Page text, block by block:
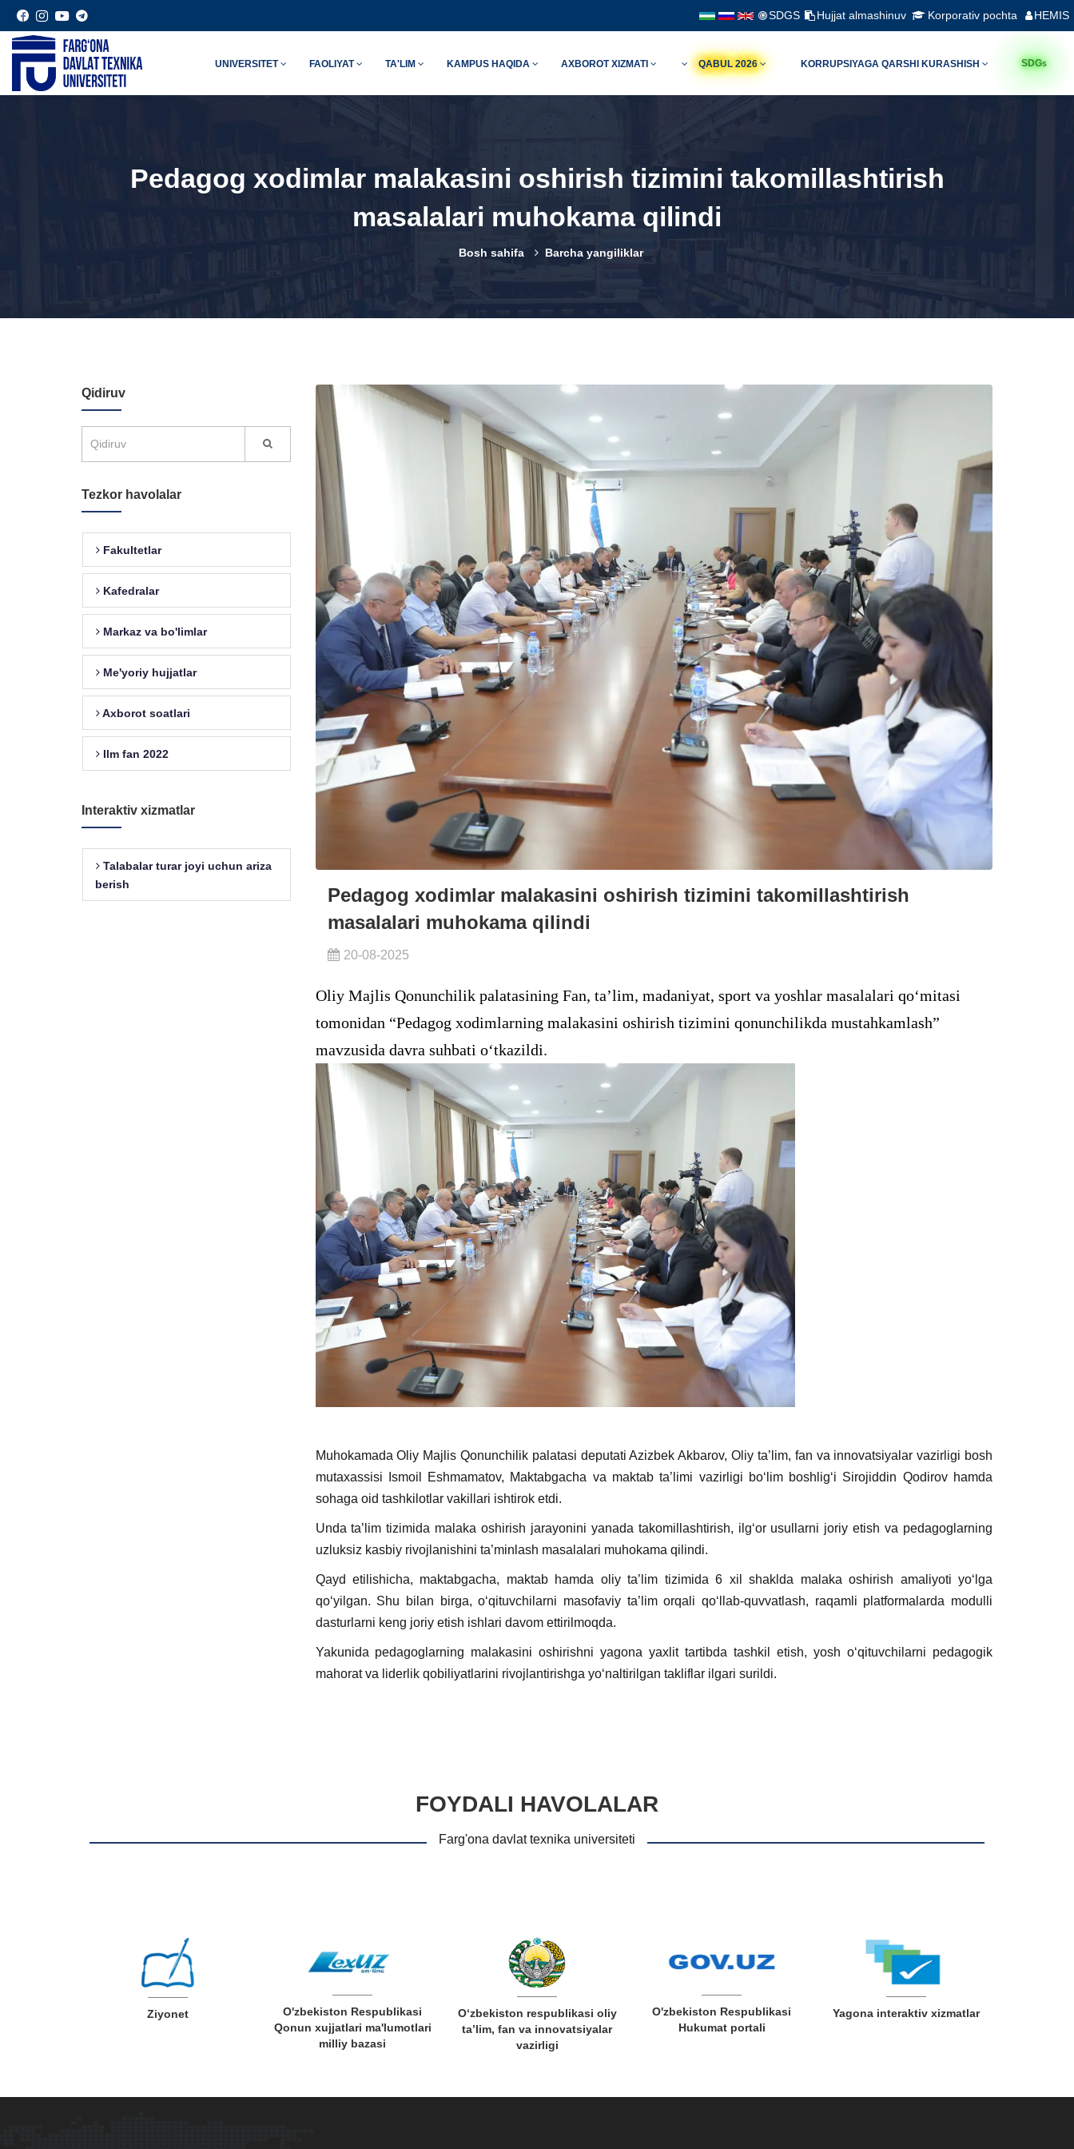
SDGS Hujjat almashinuv Korporativ pochta HEMIS
UNIVERSITET FAOLIYAT TA'LIM KAMPUS HAQIDA AXBOROT XIZMATI QABUL 2026 KORRUPSIYAGA QARSHI KURASHISH SDGs
Pedagog xodimlar malakasini oshirish tizimini takomillashtirish
masalalari muhokama qilindi
Bosh sahifa Barcha yangiliklar
Pedagog xodimlar malakasini oshirish tizimini takomillashtirish
masalalari muhokama qilindi
20-08-2025
Oliy Majlis Qonunchilik palatasining Fan, ta’lim, madaniyat, sport va yoshlar masalalari qo‘mitasi
tomonidan “Pedagog xodimlarning malakasini oshirish tizimini qonunchilikda mustahkamlash”
mavzusida davra suhbati o‘tkazildi.
Muhokamada Oliy Majlis Qonunchilik palatasi deputati Azizbek Akbarov, Oliy ta’lim, fan va innovatsiyalar vazirligi bosh
mutaxassisi Ismoil Eshmamatov, Maktabgacha va maktab ta’limi vazirligi bo‘lim boshlig‘i Sirojiddin Qodirov hamda
sohaga oid tashkilotlar vakillari ishtirok etdi.
Unda ta’lim tizimida malaka oshirish jarayonini yanada takomillashtirish, ilg‘or usullarni joriy etish va pedagoglarning
uzluksiz kasbiy rivojlanishini ta’minlash masalalari muhokama qilindi.
Qayd etilishicha, maktabgacha, maktab hamda oliy ta’lim tizimida 6 xil shaklda malaka oshirish amaliyoti yo‘lga
qo‘yilgan. Shu bilan birga, o‘qituvchilarni masofaviy ta’lim orqali qo‘llab-quvvatlash, raqamli platformalarda modulli
dasturlarni keng joriy etish ishlari davom ettirilmoqda.
Yakunida pedagoglarning malakasini oshirishni yagona yaxlit tartibda tashkil etish, yosh o‘qituvchilarni pedagogik
mahorat va liderlik qobiliyatlarini rivojlantirishga yo‘naltirilgan takliflar ilgari surildi.
Qidiruv
Tezkor havolalar
Fakultetlar
Kafedralar
Markaz va bo'limlar
Me'yoriy hujjatlar
Axborot soatlari
Ilm fan 2022
Interaktiv xizmatlar
Talabalar turar joyi uchun ariza
berish
FOYDALI HAVOLALAR
Farg'ona davlat texnika universiteti
Ziyonet
O'zbekiston Respublikasi
Qonun xujjatlari ma'lumotlari
milliy bazasi
O‘zbekiston respublikasi oliy
ta’lim, fan va innovatsiyalar
vazirligi
O'zbekiston Respublikasi
Hukumat portali
Yagona interaktiv xizmatlar